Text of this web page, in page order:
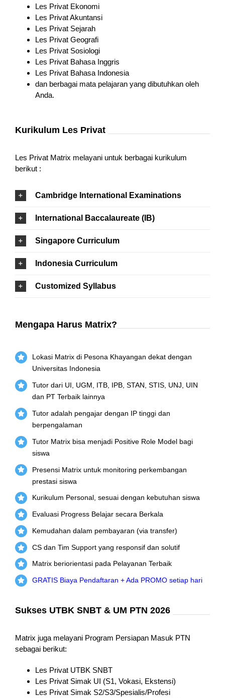
Les Privat Ekonomi
Les Privat Akuntansi
Les Privat Sejarah
Les Privat Geografi
Les Privat Sosiologi
Les Privat Bahasa Inggris
Les Privat Bahasa Indonesia
dan berbagai mata pelajaran yang dibutuhkan oleh
Anda.
Kurikulum Les Privat
Les Privat Matrix melayani untuk berbagai kurikulum
berikut :
Cambridge International Examinations
International Baccalaureate (IB)
Singapore Curriculum
Indonesia Curriculum
Customized Syllabus
Mengapa Harus Matrix?
Lokasi Matrix di Pesona Khayangan dekat dengan
Universitas Indonesia
Tutor dari UI, UGM, ITB, IPB, STAN, STIS, UNJ, UIN
dan PT Terbaik lainnya
Tutor adalah pengajar dengan IP tinggi dan
berpengalaman
Tutor Matrix bisa menjadi Positive Role Model bagi
siswa
Presensi Matrix untuk monitoring perkembangan
prestasi siswa
Kurikulum Personal, sesuai dengan kebutuhan siswa
Evaluasi Progress Belajar secara Berkala
Kemudahan dalam pembayaran (via transfer)
CS dan Tim Support yang responsif dan solutif
Matrix beriorientasi pada Pelayanan Terbaik
GRATIS Biaya Pendaftaran + Ada PROMO setiap hari
Sukses UTBK SNBT & UM PTN 2026
Matrix juga melayani Program Persiapan Masuk PTN
sebagai berikut:
Les Privat UTBK SNBT
Les Privat Simak UI (S1, Vokasi, Ekstensi)
Les Privat Simak S2/S3/Spesialis/Profesi